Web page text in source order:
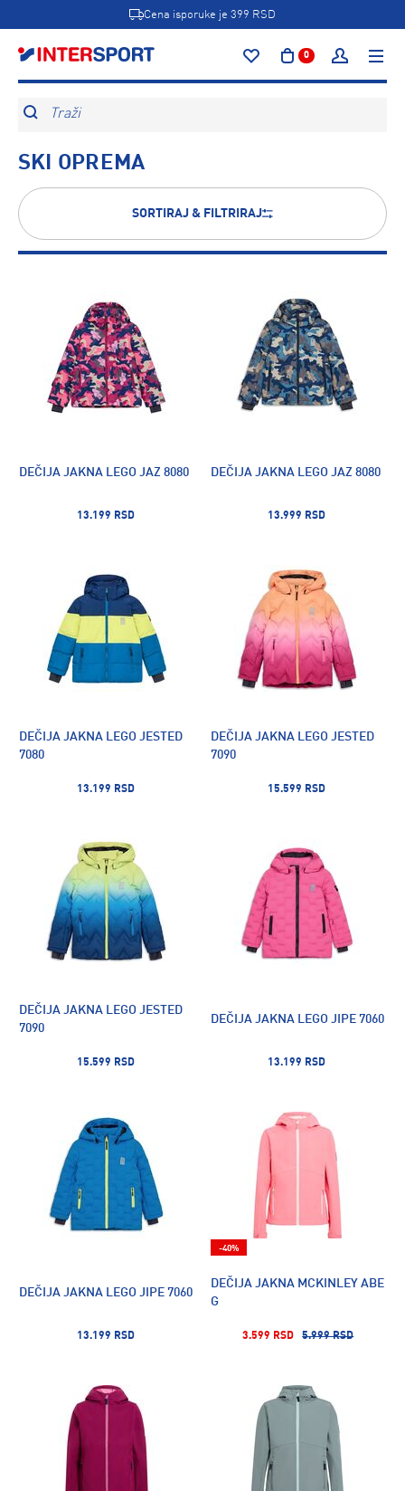
Cena isporuke je 399 RSD
0
Traži
SKI OPREMA
SORTIRAJ & FILTRIRAJ
DEČIJA JAKNA LEGO JAZ 8080
13.199 RSD
DEČIJA JAKNA LEGO JAZ 8080
13.999 RSD
DEČIJA JAKNA LEGO JESTED
7080
13.199 RSD
DEČIJA JAKNA LEGO JESTED
7090
15.599 RSD
DEČIJA JAKNA LEGO JESTED
7090
15.599 RSD
DEČIJA JAKNA LEGO JIPE 7060
13.199 RSD
DEČIJA JAKNA LEGO JIPE 7060
13.199 RSD
DEČIJA JAKNA MCKINLEY ABE
G
3.599 RSD 5.999 RSD
-40%